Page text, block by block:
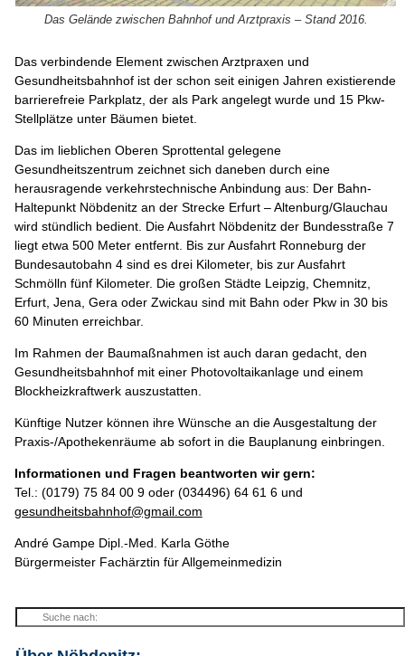
Das Gelände zwischen Bahnhof und Arztpraxis – Stand 2016.
Das verbindende Element zwischen Arztpraxen und
Gesundheitsbahnhof ist der schon seit einigen Jahren existierende
barrierefreie Parkplatz, der als Park angelegt wurde und 15 Pkw-
Stellplätze unter Bäumen bietet.
Das im lieblichen Oberen Sprottental gelegene
Gesundheitszentrum zeichnet sich daneben durch eine
herausragende verkehrstechnische Anbindung aus: Der Bahn-
Haltepunkt Nöbdenitz an der Strecke Erfurt – Altenburg/Glauchau
wird stündlich bedient. Die Ausfahrt Nöbdenitz der Bundesstraße 7
liegt etwa 500 Meter entfernt. Bis zur Ausfahrt Ronneburg der
Bundesautobahn 4 sind es drei Kilometer, bis zur Ausfahrt
Schmölln fünf Kilometer. Die großen Städte Leipzig, Chemnitz,
Erfurt, Jena, Gera oder Zwickau sind mit Bahn oder Pkw in 30 bis
60 Minuten erreichbar.
Im Rahmen der Baumaßnahmen ist auch daran gedacht, den
Gesundheitsbahnhof mit einer Photovoltaikanlage und einem
Blockheizkraftwerk auszustatten.
Künftige Nutzer können ihre Wünsche an die Ausgestaltung der
Praxis-/Apothekenräume ab sofort in die Bauplanung einbringen.
Informationen und Fragen beantworten wir gern:
Tel.: (0179) 75 84 00 9 oder (034496) 64 61 6 und
gesundheitsbahnhof@gmail.com
André Gampe Dipl.-Med. Karla Göthe
Bürgermeister Fachärztin für Allgemeinmedizin